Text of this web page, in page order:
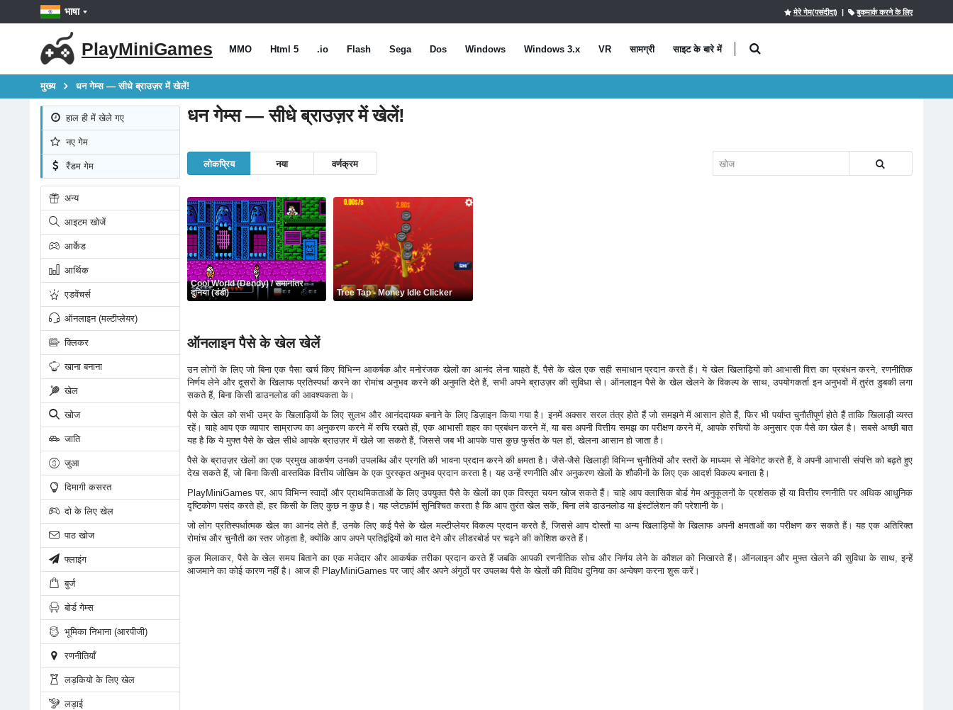
भाषा मेरे गेम(पसंदीदा) | बुकमार्क करने के लिए
PlayMiniGames MMO Html 5 .io Flash Sega Dos Windows Windows 3.x VR सामग्री साइट के बारे में
मुख्य धन गेम्स — सीधे ब्राउज़र में खेलें!
हाल ही में खेले गए
नए गेम
रैंडम गेम
अन्य
आइटम खोजें
आर्केड
आर्थिक
एडवेंचर्स
ऑनलाइन (मल्टीप्लेयर)
क्लिकर
खाना बनाना
खेल
खोज
जाति
जुआ
दिमागी कसरत
दो के लिए खेल
पाठ खोज
फ्लाइंग
बुर्ज
बोर्ड गेम्स
भूमिका निभाना (आरपीजी)
रणनीतियाँ
लड़कियो के लिए खेल
लड़ाई
धन गेम्स — सीधे ब्राउज़र में खेलें!
लोकप्रिय नया वर्णक्रम
Cool World (Dendy) / समानांतर
दुनिया (डंडी)
Tree Tap - Money Idle Clicker
ऑनलाइन पैसे के खेल खेलें
उन लोगों के लिए जो बिना एक पैसा खर्च किए विभिन्न आकर्षक और मनोरंजक खेलों का आनंद लेना चाहते हैं, पैसे के खेल एक सही समाधान प्रदान करते हैं। ये खेल खिलाड़ियों को आभासी वित्त का प्रबंधन करने, रणनीतिक
निर्णय लेने और दूसरों के खिलाफ प्रतिस्पर्धा करने का रोमांच अनुभव करने की अनुमति देते हैं, सभी अपने ब्राउज़र की सुविधा से। ऑनलाइन पैसे के खेल खेलने के विकल्प के साथ, उपयोगकर्ता इन अनुभवों में तुरंत डुबकी लगा
सकते हैं, बिना किसी डाउनलोड की आवश्यकता के।
पैसे के खेल को सभी उम्र के खिलाड़ियों के लिए सुलभ और आनंददायक बनाने के लिए डिज़ाइन किया गया है। इनमें अक्सर सरल तंत्र होते हैं जो समझने में आसान होते हैं, फिर भी पर्याप्त चुनौतीपूर्ण होते हैं ताकि खिलाड़ी व्यस्त
रहें। चाहे आप एक व्यापार साम्राज्य का अनुकरण करने में रुचि रखते हों, एक आभासी शहर का प्रबंधन करने में, या बस अपनी वित्तीय समझ का परीक्षण करने में, आपके रुचियों के अनुसार एक पैसे का खेल है। सबसे अच्छी बात
यह है कि ये मुफ्त पैसे के खेल सीधे आपके ब्राउज़र में खेले जा सकते हैं, जिससे जब भी आपके पास कुछ फुर्सत के पल हों, खेलना आसान हो जाता है।
पैसे के ब्राउज़र खेलों का एक प्रमुख आकर्षण उनकी उपलब्धि और प्रगति की भावना प्रदान करने की क्षमता है। जैसे-जैसे खिलाड़ी विभिन्न चुनौतियों और स्तरों के माध्यम से नेविगेट करते हैं, वे अपनी आभासी संपत्ति को बढ़ते हुए
देख सकते हैं, जो बिना किसी वास्तविक वित्तीय जोखिम के एक पुरस्कृत अनुभव प्रदान करता है। यह उन्हें रणनीति और अनुकरण खेलों के शौकीनों के लिए एक आदर्श विकल्प बनाता है।
PlayMiniGames पर, आप विभिन्न स्वादों और प्राथमिकताओं के लिए उपयुक्त पैसे के खेलों का एक विस्तृत चयन खोज सकते हैं। चाहे आप क्लासिक बोर्ड गेम अनुकूलनों के प्रशंसक हों या वित्तीय रणनीति पर अधिक आधुनिक
दृष्टिकोण पसंद करते हों, हर किसी के लिए कुछ न कुछ है। यह प्लेटफ़ॉर्म सुनिश्चित करता है कि आप तुरंत खेल सकें, बिना लंबे डाउनलोड या इंस्टॉलेशन की परेशानी के।
जो लोग प्रतिस्पर्धात्मक खेल का आनंद लेते हैं, उनके लिए कई पैसे के खेल मल्टीप्लेयर विकल्प प्रदान करते हैं, जिससे आप दोस्तों या अन्य खिलाड़ियों के खिलाफ अपनी क्षमताओं का परीक्षण कर सकते हैं। यह एक अतिरिक्त
रोमांच और चुनौती का स्तर जोड़ता है, क्योंकि आप अपने प्रतिद्वंद्वियों को मात देने और लीडरबोर्ड पर चढ़ने की कोशिश करते हैं।
कुल मिलाकर, पैसे के खेल समय बिताने का एक मजेदार और आकर्षक तरीका प्रदान करते हैं जबकि आपकी रणनीतिक सोच और निर्णय लेने के कौशल को निखारते हैं। ऑनलाइन और मुफ्त खेलने की सुविधा के साथ, इन्हें
आजमाने का कोई कारण नहीं है। आज ही PlayMiniGames पर जाएं और अपने अंगूठों पर उपलब्ध पैसे के खेलों की विविध दुनिया का अन्वेषण करना शुरू करें।